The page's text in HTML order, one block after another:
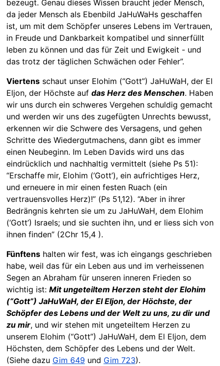
bezeugt. Genau dieses Wissen braucht jeder Mensch,
da jeder Mensch als Ebenbild JaHuWaHs geschaffen
ist, um mit dem Schöpfer unseres Lebens im Vertrauen,
in Freude und Dankbarkeit kompatibel und sinnerfüllt
leben zu können und das für Zeit und Ewigkeit - und
das trotz der täglichen Schwächen oder Fehler”.
Viertensschaut unser Elohim (“Gott”) JaHuWaH, der El
Eljon, der Höchste auf das Herz des Menschen. Haben
wir uns durch ein schweres Vergehen schuldig gemacht
und werden wir uns des zugefügten Unrechts bewusst,
erkennen wir die Schwere des Versagens, und gehen
Schritte des Wiedergutmachens, dann gibt es immer
einen Neubeginn. Im Leben Davids wird uns das
eindrücklich und nachhaltig vermittelt (siehe Ps 51):
“Erschaffe mir, Elohim (‘Gott’), ein aufrichtiges Herz,
und erneuere in mir einen festen Ruach (ein
vertrauensvolles Herz)!” (Ps 51,12). “Aber in ihrer
Bedrängnis kehrten sie um zu JaHuWaH, dem Elohim
(‘Gott’) Israels; und sie suchten ihn, und er liess sich von
ihnen finden” (2Chr 15,4 ).
Fünftenshalten wir fest, was ich eingangs geschrieben
habe, weil das für ein Leben aus und im verheissenen
Segen an Abraham für unseren inneren Frieden so
wichtig ist: Mit ungeteiltem Herzen steht der Elohim
(“Gott”) JaHuWaH, der El Eljon, der Höchste, der
Schöpfer des Lebens und der Welt zu uns, zu dir und
zu mir, und wir stehen mit ungeteiltem Herzen zu
unserem Elohim (“Gott”) JaHuWaH, dem El Eljon, dem
Höchsten, dem Schöpfer des Lebens und der Welt.
(Siehe dazu Gim 649 und Gim 723).